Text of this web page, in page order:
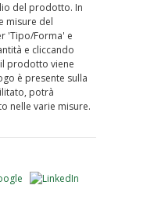
del prodotto. In
misure del
'Tipo/Forma' e
e cliccando
prodotto viene
è presente sulla
potrà
nelle varie misure.